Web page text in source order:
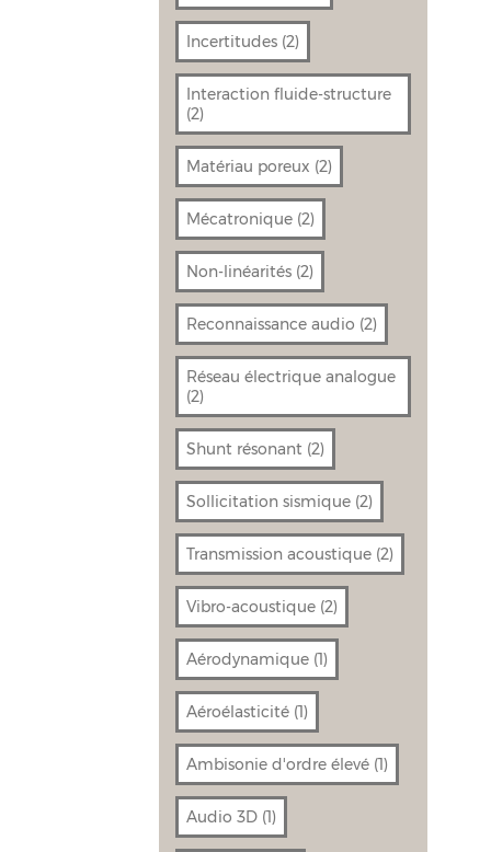
Incertitudes (2)
Interaction fluide-structure
(2)
Matériau poreux (2)
Mécatronique (2)
Non-linéarités (2)
Reconnaissance audio (2)
Réseau électrique analogue
(2)
Shunt résonant (2)
Sollicitation sismique (2)
Transmission acoustique (2)
Vibro-acoustique (2)
Aérodynamique (1)
Aéroélasticité (1)
Ambisonie d'ordre élevé (1)
Audio 3D (1)